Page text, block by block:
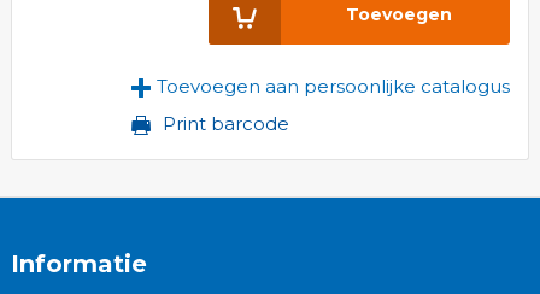
Toevoegen
Toevoegen aan persoonlijke catalogus
Print barcode
Informatie